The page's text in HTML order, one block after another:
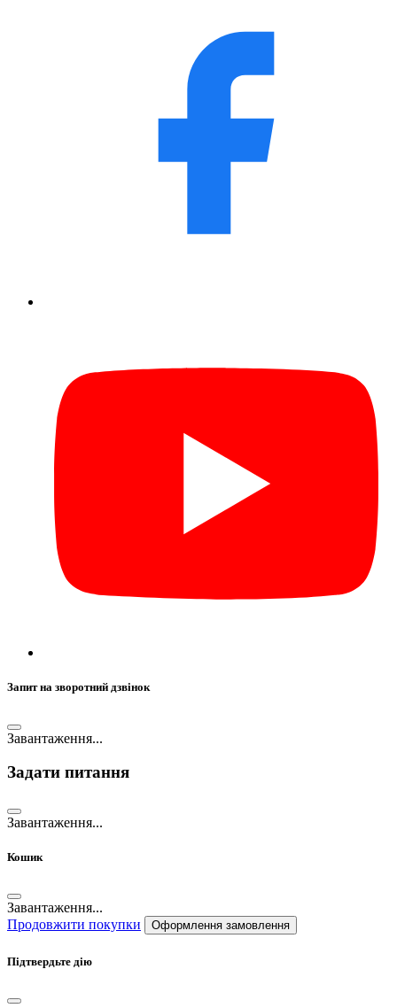
Запит на зворотний дзвінок
Завантаження...
Задати питання
Завантаження...
Кошик
Завантаження...
Продовжити покупки
Оформлення замовлення
Підтвердьте дію